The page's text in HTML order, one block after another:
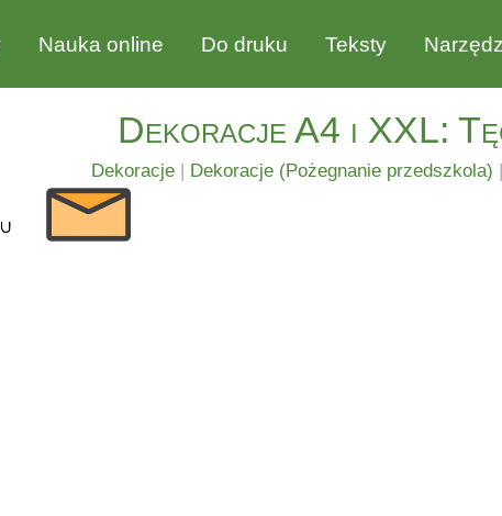
Nauka online Do druku Teksty
Dekoracje A4 i XXL:
Dekoracje| Dekoracje (Pożegnanie przedszkola) |